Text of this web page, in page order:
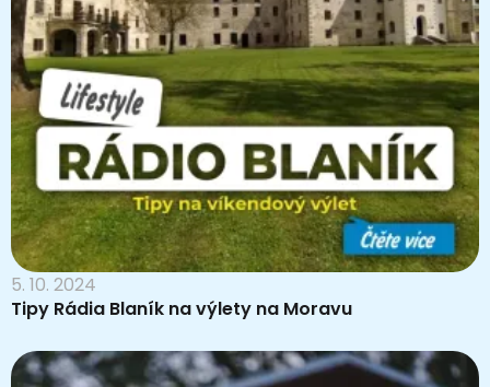
5. 10. 2024
Tipy Rádia Blaník na výlety na Moravu